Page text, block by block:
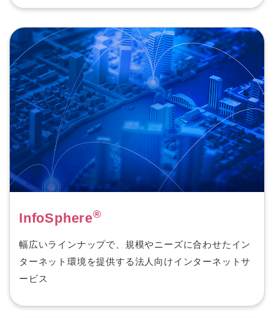
InfoSphere®
幅広いラインナップで、規模やニーズに合わせたイン
ターネット環境を提供する法人向けインターネットサ
ービス